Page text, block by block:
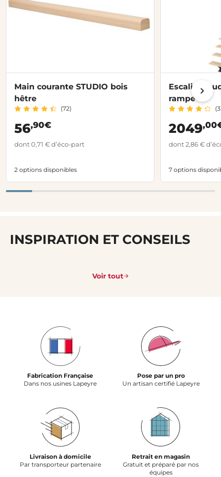
Main courante STUDIO bois
hêtre
(72)
56,90€
dont 0,71 € d’éco-part
2 options disponibles
Escalier
rampe
2049
dont 2,86 €
7 options
INSPIRATION ET CONSEILS
Voir tout
Fabrication Française
Dans nos usines Lapeyre
Pose par un pro
Un artisan certifié Lapeyre
Livraison à domicile
Par transporteur partenaire
Retrait en magasin
Gratuit et préparé par nos
équipes